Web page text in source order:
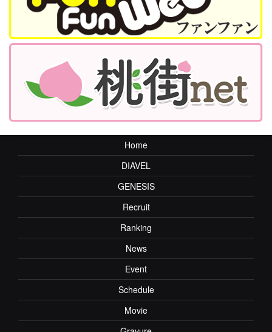
Home
DIAVEL
GENESIS
Recruit
Ranking
News
Event
Schedule
Movie